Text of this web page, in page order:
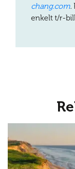
chang.com.
enkelt t/r-